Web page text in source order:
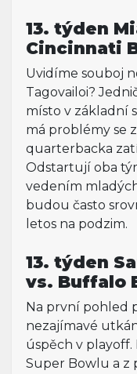
13. týden
Cincinnati
Uvidíme souboj
Tagovailoi?
místo v základní
má problémy se
quarterbacka
Odstartují oba
vedením
budou často
letos na podzim.
13. týden
vs. Buffalo
Na první pohled
nezajímavé
úspěch v playoff.
Super Bowlu a z